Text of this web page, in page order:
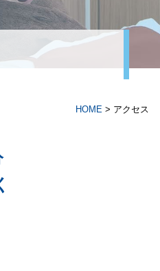
HOME > アクセス